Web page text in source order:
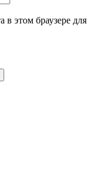
в этом браузере для